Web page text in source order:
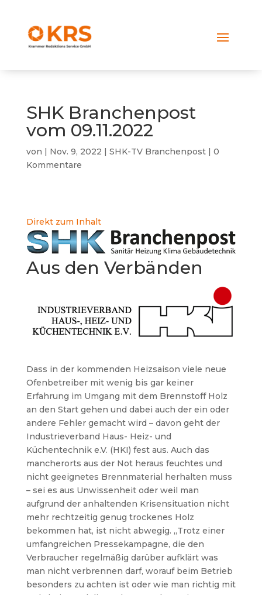
SHK Branchenpost
vom 09.11.2022
von | Nov. 9, 2022 | SHK-TV Branchenpost| 0
Kommentare
Direkt zum Inhalt
Aus den Verbänden
Dass in der kommenden Heizsaison viele neue
Ofenbetreiber mit wenig bis gar keiner
Erfahrung im Umgang mit dem Brennstoff Holz
an den Start gehen und dabei auch der ein oder
andere Fehler gemacht wird – davon geht der
Industrieverband Haus- Heiz- und
Küchentechnik e.V. (HKI) fest aus. Auch das
mancherorts aus der Not heraus feuchtes und
nicht geeignetes Brennmaterial herhalten muss
– sei es aus Unwissenheit oder weil man
aufgrund der anhaltenden Krisensituation nicht
mehr rechtzeitig genug trockenes Holz
bekommen hat, ist nicht abwegig. „Trotz einer
umfangreichen Pressekampagne, die den
Verbraucher regelmäßig darüber aufklärt was
man nicht verbrennen darf, worauf beim Betrieb
besonders zu achten ist oder wie man richtig mit